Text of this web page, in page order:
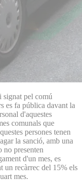
signat pel comú
es fa pública davant la
d'aquestes
comunals que
persones tenen
la sanció, amb una
presenten
d'un mes, es
un recàrrec del 15% els
mes.